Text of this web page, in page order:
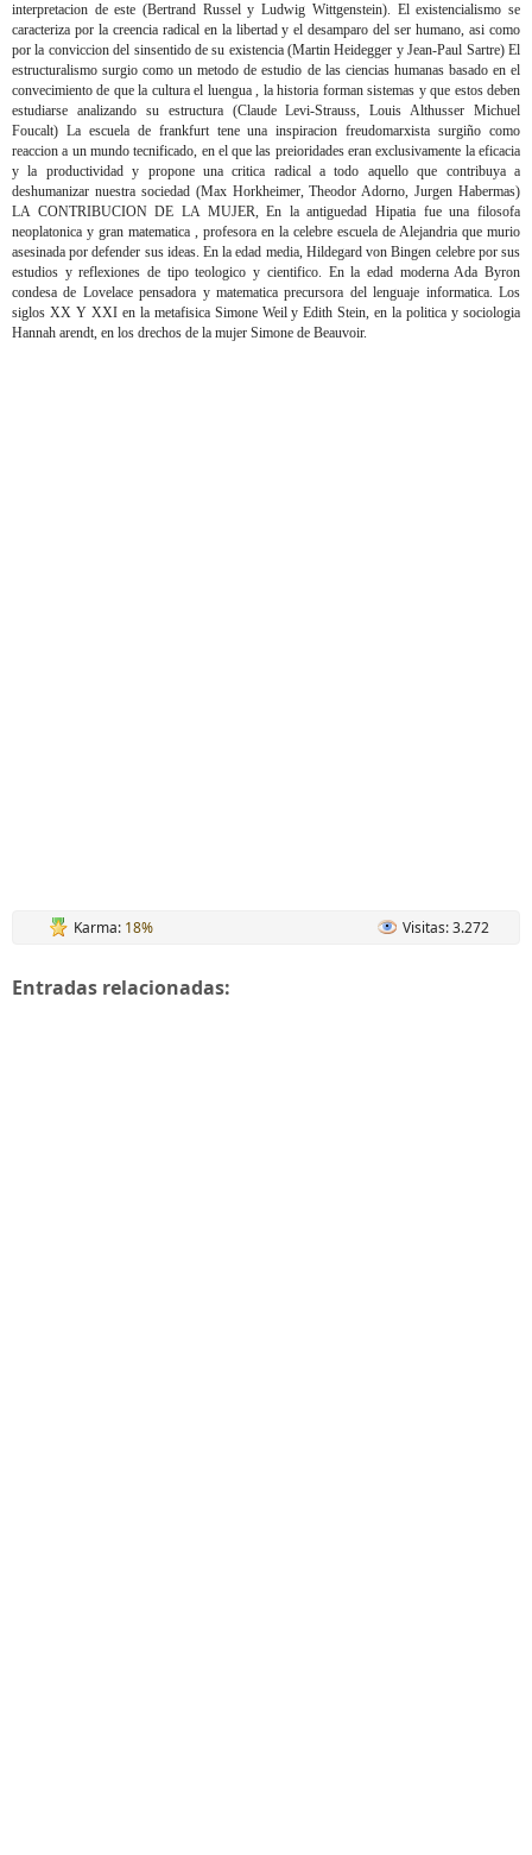
interpretacion de este (Bertrand Russel y Ludwig Wittgenstein). El existencialismo se
caracteriza por la creencia radical en la libertad y el desamparo del ser humano, asi como
por la conviccion del sinsentido de su existencia (Martin Heidegger y Jean-Paul Sartre) El
estructuralismo surgio como un metodo de estudio de las ciencias humanas basado en el
convecimiento de que la cultura el luengua , la historia forman sistemas y que estos deben
estudiarse analizando su estructura (Claude Levi-Strauss, Louis Althusser Michuel
Foucalt) La escuela de frankfurt tene una inspiracion freudomarxista surgiño como
reaccion a un mundo tecnificado, en el que las preioridades eran exclusivamente la eficacia
y la productividad y propone una critica radical a todo aquello que contribuya a
deshumanizar nuestra sociedad (Max Horkheimer, Theodor Adorno, Jurgen Habermas)
LA CONTRIBUCION DE LA MUJER, En la antiguedad Hipatia fue una filosofa
neoplatonica y gran matematica , profesora en la celebre escuela de Alejandria que murio
asesinada por defender sus ideas. En la edad media, Hildegard von Bingen celebre por sus
estudios y reflexiones de tipo teologico y cientifico. En la edad moderna Ada Byron
condesa de Lovelace pensadora y matematica precursora del lenguaje informatica. Los
siglos XX Y XXI en la metafisica Simone Weil y Edith Stein, en la politica y sociologia
Hannah arendt, en los drechos de la mujer Simone de Beauvoir.
Karma: 18% Visitas: 3.272
Entradas relacionadas: